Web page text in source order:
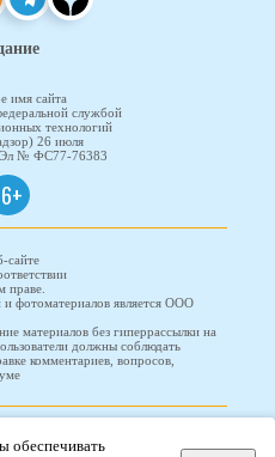
имя сайта
службой
технологий
26 июля
Эл № ФС77-76383
сайте
праве.
и фотоматериалов является ООО
материалов без гиперрассылки на
должны соблюдать
комментариев, вопросов,
обеспечивать